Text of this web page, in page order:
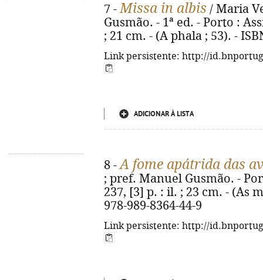
7 -Missa in albis / Maria
Gusmão. - 1ª ed. - Porto :
; 21 cm. - (A phala ; 53). -
Link persistente: http://
ADICIONAR À LISTA
8 -A fome apátrida das
; pref. Manuel Gusmão. -
237, [3] p. : il. ; 23 cm. - (As
978-989-8364-44-9
Link persistente: http://